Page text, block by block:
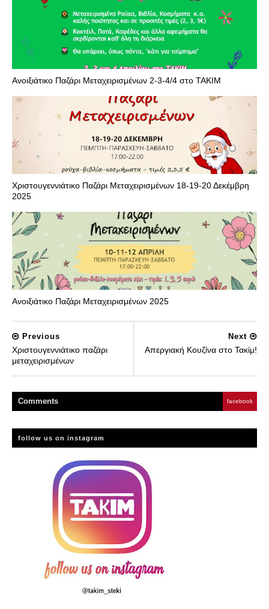
Ανοιξιάτικο Παζάρι Μεταχειρισμένων 2-3-4/4 στο ΤΑΚΙΜ
Χριστουγεννιάτικο Παζάρι Μεταχειρισμένων 18-19-20 Δεκέμβρη
2025
Ανοιξιάτικο Παζάρι Μεταχειρισμένων 2025
Next
Απεργιακή Κουζίνα στο Τακίμ!
Previous
Χριστουγεννιάτικο παζάρι
μεταχειρισμένων
Comments facebook
follow us on instagram